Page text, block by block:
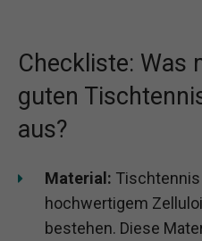
Checkliste: Was
guten
aus?
Material: Tischtennis
hochwertigem
bestehen. Diese